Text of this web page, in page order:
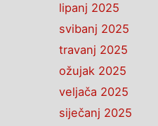
lipanj 2025
svibanj 2025
travanj 2025
ožujak 2025
veljača 2025
siječanj 2025